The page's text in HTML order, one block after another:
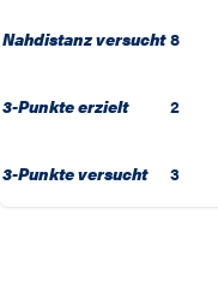
Nahdistanz versucht 8
3-Punkte erzielt 2
3-Punkte versucht 3